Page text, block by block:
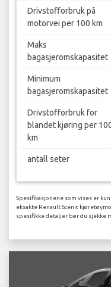
Drivstofforbruk på
motorvei per 100 km
Maks
bagasjeromskapasitet
Minimum
bagasjeromskapasitet
Drivstofforbruk for
blandet kjøring per
km
antall seter
Spesifikasjonene som vises er
eksakte Renault Scenic
spesifikke detaljer bør du sjekke